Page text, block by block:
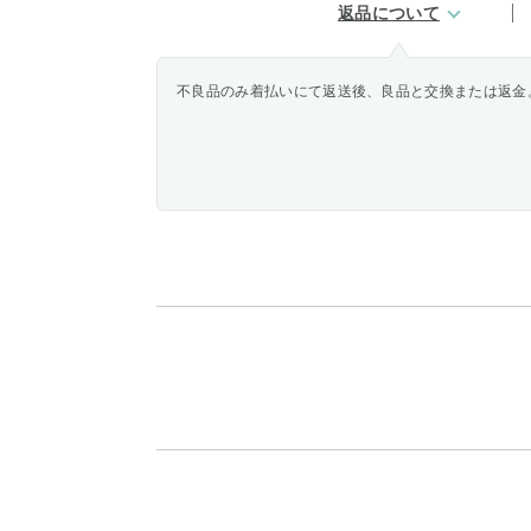
返品について
不良品のみ着払いにて返送後、良品と交換または返金